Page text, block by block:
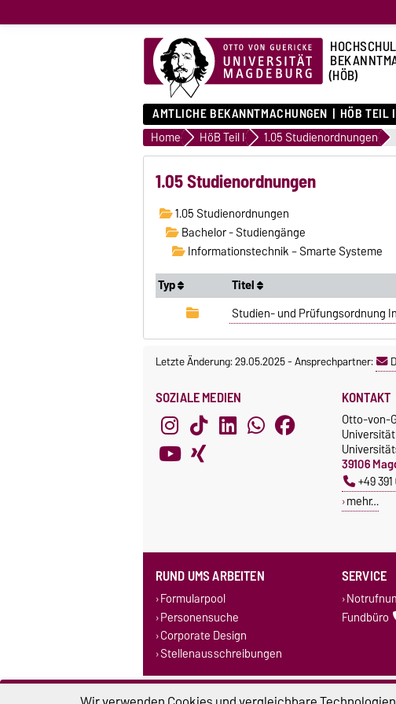
(HÖB)
AMTLICHE BEKANNTMACHUNGEN HÖB TEIL I
Home HöB Teil I 1.05 Studienordnungen
1.05 Studienordnungen
1.05 Studienordnungen
Bachelor - Studiengänge
Informationstechnik – Smarte Systeme
Typ
Titel
Studien- und Prüfungsordnung
Letzte Änderung: 29.05.2025-Ansprechpartner:
SOZIALE MEDIEN KONTAKT
Otto-von-
39106
+49
mehr…
RUND UMS ARBEITEN
Formularpool
Personensuche
Corporate Design
Stellenausschreibungen
SERVICE
Fundbüro